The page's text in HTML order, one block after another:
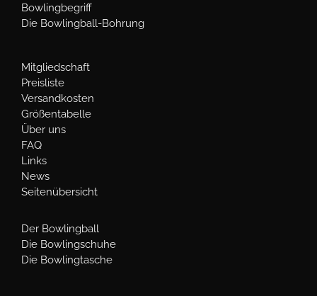
Bowlingbegriff
Die Bowlingball-Bohrung
Mitgliedschaft
Preisliste
Versandkosten
Größentabelle
Über uns
FAQ
Links
News
Seitenübersicht
Der Bowlingball
Die Bowlingschuhe
Die Bowlingtasche